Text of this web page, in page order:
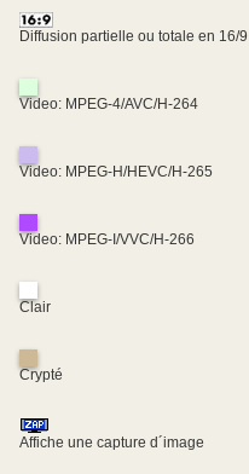
Diffusion partielle ou totale en 16/9
Video: MPEG-4/AVC/H-264
Video: MPEG-H/HEVC/H-265
Video: MPEG-I/VVC/H-266
Clair
Crypté
Affiche une capture d´image